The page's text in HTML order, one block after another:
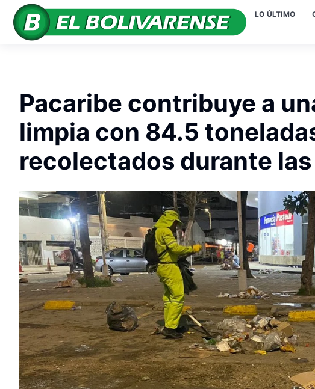
LO ÚLTIMO
Pacaribe contribuye a
limpia con 84.5
recolectados durante